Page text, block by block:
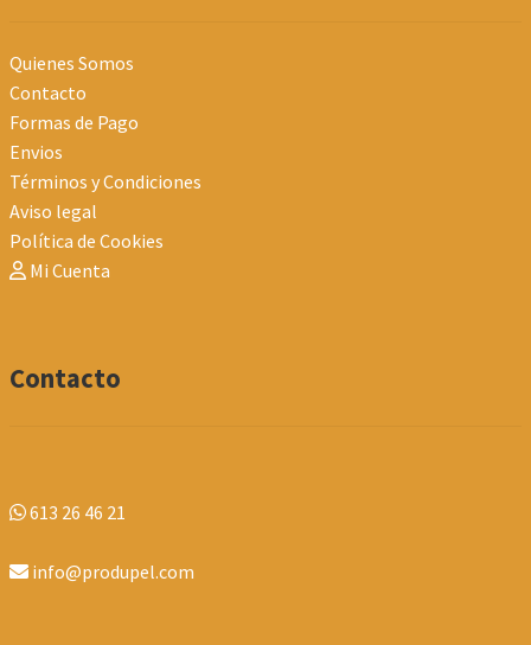
Quienes Somos
Contacto
Formas de Pago
Envios
Términos y Condiciones
Aviso legal
Política de Cookies
Mi Cuenta
Contacto
613 26 46 21
info@produpel.com